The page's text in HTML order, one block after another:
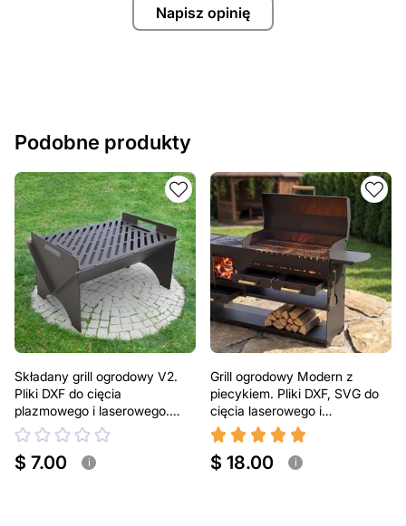
Napisz opinię
Podobne produkty
Składany grill ogrodowy V2.
Pliki DXF do cięcia
plazmowego i laserowego.
Przenośny grill BBQ
$ 7.00 i
Grill ogrodowy Modern z
piecykiem. Pliki DXF, SVG do
cięcia laserowego i
plazmowego
$ 18.00 i